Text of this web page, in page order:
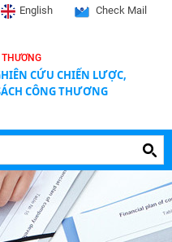
English Check Mail
THƯƠNG
CỨU CHIẾN LƯỢC,
CÔNG THƯƠNG